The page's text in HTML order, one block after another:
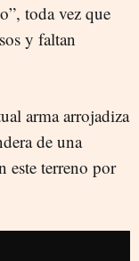
toda vez que
y faltan
arma arrojadiza
de una
este terreno por